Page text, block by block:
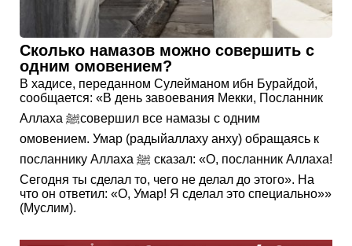
Сколько намазов можно совершить с
одним омовением?
В хадисе, переданном Сулейманом ибн Бурайдой,
сообщается: «В день завоевания Мекки, Посланник
Аллаха ﷺсовершил все намазы с одним
омовением. Умар (радыйаллаху анху) обращаясь к
посланнику Аллаха ﷺ сказал: «О, посланник Аллаха!
Сегодня ты сделал то, чего не делал до этого». На
что он ответил: «О, Умар! Я сделал это специально»»
(Муслим).